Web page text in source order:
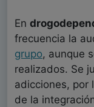
En
frecuencia la
grupo, aunque
realizados. Se
adicciones, por
de la